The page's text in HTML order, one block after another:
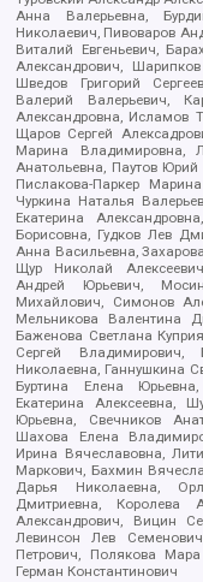
Анна Валерьевна,
Николаевич, Пивоваров
Виталий Евгеньевич,
Александрович,
Шведов Григорий
Валерий Валерьевич,
Александровна, Исламов
Щаров Сергей
Марина Владимировна,
Анатольевна, Паутов
Пислакова-Паркер
Чуркина Наталья
Екатерина
Борисовна, Гудков Лев
Анна Васильевна,
Щур Николай
Андрей Юрьевич,
Михайлович, Симонов
Мельникова Валентина
Баженова Светлана
Сергей Владимирович,
Николаевна, Ганнушкина
Буртина Елена
Екатерина Алексеевна,
Юрьевна, Свечников
Шахова Елена
Ирина Вячеславовна,
Маркович, Бахмин
Дарья Николаевна,
Дмитриевна, Королева
Александрович, Вицин
Левинсон Лев
Петрович, Полякова
Герман Константинович